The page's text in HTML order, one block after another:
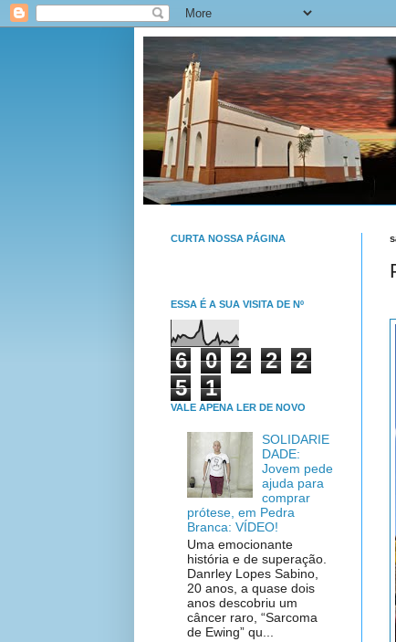
CURTA NOSSA PÁGINA
ESSA É A SUA VISITA DE Nº
6 0 2 2
2
5
1
VALE APENA LER DE NOVO
SOLIDARIE
DADE:
Jovem pede
ajuda para
comprar
prótese, em Pedra
Branca: VÍDEO!
Uma emocionante
história e de superação.
Danrley Lopes Sabino,
20 anos, a quase dois
anos descobriu um
câncer raro, “Sarcoma
de Ewing” qu...